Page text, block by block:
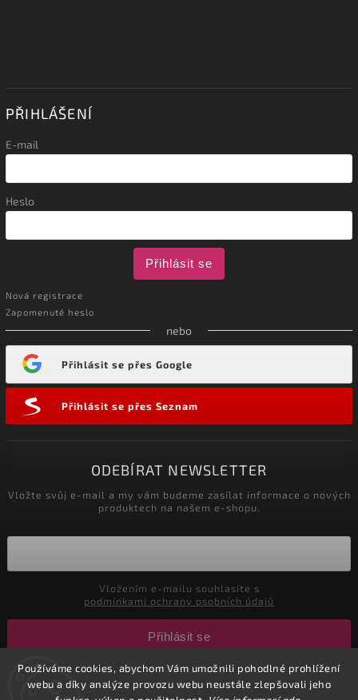
Používáme cookies, abychom Vám umožnili pohodlné prohlížení
webu a díky analýze provozu webu neustále zlepšovali jeho
PŘIHLÁŠENÍ
E-mail
Heslo
Přihlásit se
Nová registrace
Zapomenuté heslo
nebo
Přihlásit se přes Google
Přihlásit se přes Seznam
ODEBÍRAT NEWSLETTER
Vložte svůj e-mail a my vám budeme zasílat informace o nových
produktech na našem e-shopu.
podmínkami ochrany osobních údajů
Přihlásit se